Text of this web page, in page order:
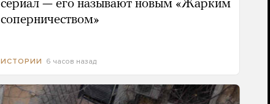
сериал — его называют новым «Жарким
соперничеством»
ИСТОРИИ 6 часов назад